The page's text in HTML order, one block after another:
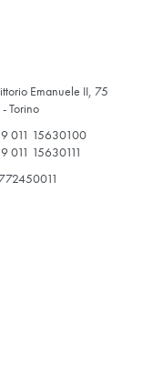
Emanuele II, 75
Torino
011 15630100
011 15630111